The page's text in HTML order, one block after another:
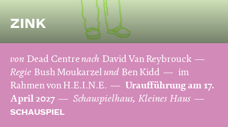
ZINK
von Dead Centre nach David Van Reybrouck
Regie Bush Moukarzel und Ben Kidd
im
Rahmen von H.E.I.N.E.
Uraufführung am 17.
April 2027
Schauspielhaus, Kleines Haus
SCHAUSPIEL